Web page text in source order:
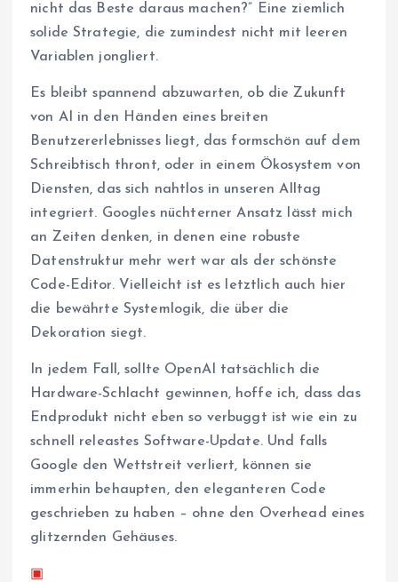
nicht das Beste daraus machen?” Eine ziemlich
solide Strategie, die zumindest nicht mit leeren
Variablen jongliert.
Es bleibt spannend abzuwarten, ob die Zukunft
von AI in den Händen eines breiten
Benutzererlebnisses liegt, das formschön auf dem
Schreibtisch thront, oder in einem Ökosystem von
Diensten, das sich nahtlos in unseren Alltag
integriert. Googles nüchterner Ansatz lässt mich
an Zeiten denken, in denen eine robuste
Datenstruktur mehr wert war als der schönste
Code-Editor. Vielleicht ist es letztlich auch hier
die bewährte Systemlogik, die über die
Dekoration siegt.
In jedem Fall, sollte OpenAI tatsächlich die
Hardware-Schlacht gewinnen, hoffe ich, dass das
Endprodukt nicht eben so verbuggt ist wie ein zu
schnell releastes Software-Update. Und falls
Google den Wettstreit verliert, können sie
immerhin behaupten, den eleganteren Code
geschrieben zu haben – ohne den Overhead eines
glitzernden Gehäuses.
▣